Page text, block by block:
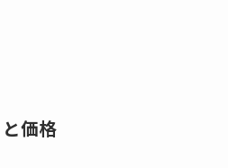
価格